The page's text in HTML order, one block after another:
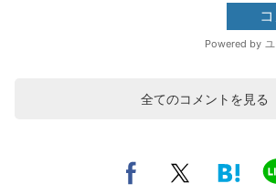
全てのコメントを見る